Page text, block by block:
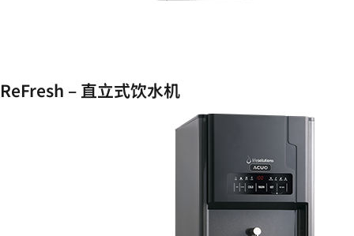
ReFresh – 直立式饮水机